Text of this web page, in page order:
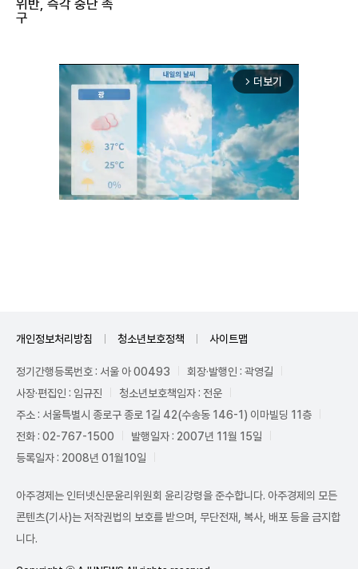
arrow_forward_ios 더보기
개인정보처리방침 청소년보호정책 사이트맵
정기간행등록번호 : 서울 아 00493
회장·발행인 : 곽영길
사장·편집인 : 임규진
청소년보호책임자 : 전운
주소 : 서울특별시 종로구 종로 1길 42(수송동 146-1) 이마빌딩 11층
전화 : 02-767-1500
발행일자 : 2007년 11월 15일
등록일자 : 2008년 01월10일
아주경제는 인터넷신문윤리위원회 윤리강령을 준수합니다. 아주경제의 모든
콘텐츠(기사)는 저작권법의 보호를 받으며, 무단전재, 복사, 배포 등을 금지합
니다.